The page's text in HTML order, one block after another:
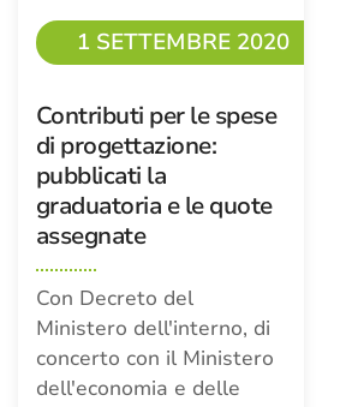
1 SETTEMBRE 2020
Contributi per le spese
di progettazione:
pubblicati la
graduatoria e le quote
assegnate
Con Decreto del
Ministero dell'interno, di
concerto con il Ministero
dell'economia e delle